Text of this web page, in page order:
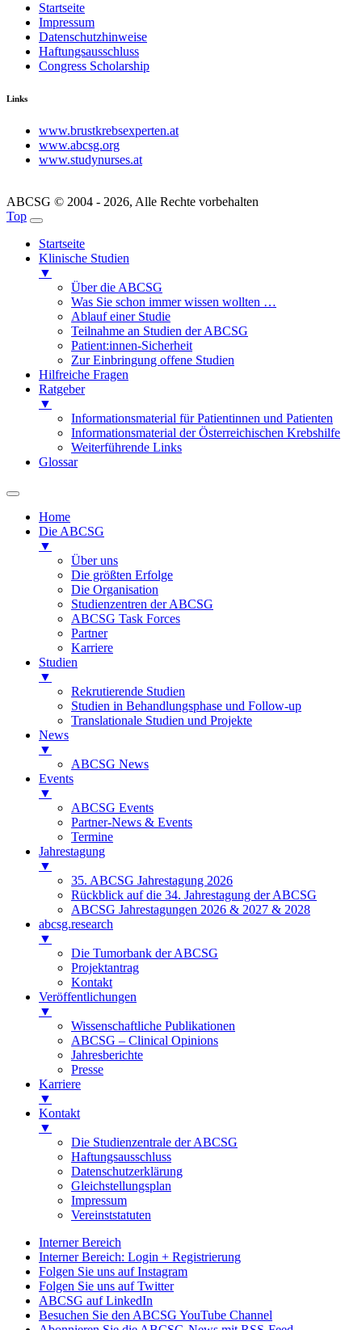
Startseite
Impressum
Datenschutzhinweise
Haftungsausschluss
Congress Scholarship
Links
www.brustkrebsexperten.at
www.abcsg.org
www.studynurses.at
ABCSG © 2004 - 2026, Alle Rechte vorbehalten
Top
Startseite
Klinische Studien
▼
Über die ABCSG
Was Sie schon immer wissen wollten …
Ablauf einer Studie
Teilnahme an Studien der ABCSG
Patient:innen-Sicherheit
Zur Einbringung offene Studien
Hilfreiche Fragen
Ratgeber
▼
Informationsmaterial für Patientinnen und Patienten
Informationsmaterial der Österreichischen Krebshilfe
Weiterführende Links
Glossar
Home
Die ABCSG
▼
Über uns
Die größten Erfolge
Die Organisation
Studienzentren der ABCSG
ABCSG Task Forces
Partner
Karriere
Studien
▼
Rekrutierende Studien
Studien in Behandlungsphase und Follow-up
Translationale Studien und Projekte
News
▼
ABCSG News
Events
▼
ABCSG Events
Partner-News & Events
Termine
Jahrestagung
▼
35. ABCSG Jahrestagung 2026
Rückblick auf die 34. Jahrestagung der ABCSG
ABCSG Jahrestagungen 2026 & 2027 & 2028
abcsg.research
▼
Die Tumorbank der ABCSG
Projektantrag
Kontakt
Veröffentlichungen
▼
Wissenschaftliche Publikationen
ABCSG – Clinical Opinions
Jahresberichte
Presse
Karriere
▼
Kontakt
▼
Die Studienzentrale der ABCSG
Haftungsausschluss
Datenschutzerklärung
Gleichstellungsplan
Impressum
Vereinststatuten
Interner Bereich
Interner Bereich: Login + Registrierung
Folgen Sie uns auf Instagram
Folgen Sie uns auf Twitter
ABCSG auf LinkedIn
Besuchen Sie den ABCSG YouTube Channel